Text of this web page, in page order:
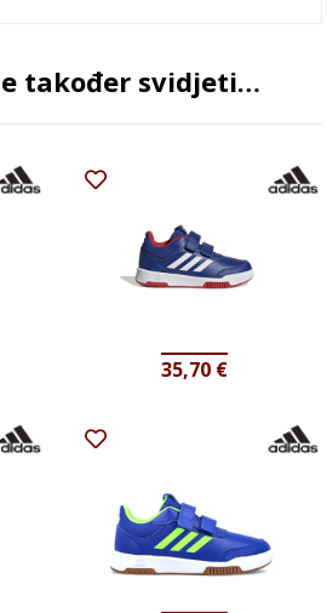
također svidjeti…
35,70 €